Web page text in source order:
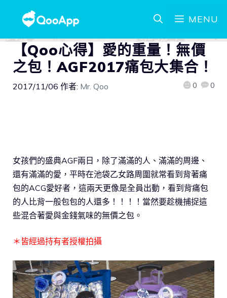
MENU
【Qoo心得】愛的重量！無價
之包！AGF2017痛包大集合！
2017/11/06 作者: Mr. Qoo 0 0
女孩們的盛典AGF兩日，除了滿滿的人、滿滿的周邊、
還有滿滿的愛，平時在池袋乙女路周圍就常看到背著痛
包的ACG愛好者，這兩天更像是全員出動，看到背痛包
的人比背一般包包的人還多！！！！當然要趁機捕捉這
些混合著愛與金錢氣味的無價之包。
＊皆經過持有者授權拍攝